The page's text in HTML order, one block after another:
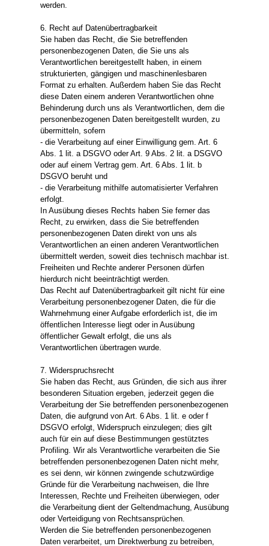
werden.
6. Recht auf Datenübertragbarkeit
Sie haben das Recht, die Sie betreffenden
personenbezogenen Daten, die Sie uns als
Verantwortlichen bereitgestellt haben, in einem
strukturierten, gängigen und maschinenlesbaren
Format zu erhalten. Außerdem haben Sie das Recht
diese Daten einem anderen Verantwortlichen ohne
Behinderung durch uns als Verantwortlichen, dem die
personenbezogenen Daten bereitgestellt wurden, zu
übermitteln, sofern
- die Verarbeitung auf einer Einwilligung gem. Art. 6
Abs. 1 lit. a DSGVO oder Art. 9 Abs. 2 lit. a DSGVO
oder auf einem Vertrag gem. Art. 6 Abs. 1 lit. b
DSGVO beruht und
- die Verarbeitung mithilfe automatisierter Verfahren
erfolgt.
In Ausübung dieses Rechts haben Sie ferner das
Recht, zu erwirken, dass die Sie betreffenden
personenbezogenen Daten direkt von uns als
Verantwortlichen an einen anderen Verantwortlichen
übermittelt werden, soweit dies technisch machbar ist.
Freiheiten und Rechte anderer Personen dürfen
hierdurch nicht beeinträchtigt werden.
Das Recht auf Datenübertragbarkeit gilt nicht für eine
Verarbeitung personenbezogener Daten, die für die
Wahrnehmung einer Aufgabe erforderlich ist, die im
öffentlichen Interesse liegt oder in Ausübung
öffentlicher Gewalt erfolgt, die uns als
Verantwortlichen übertragen wurde.
7. Widerspruchsrecht
Sie haben das Recht, aus Gründen, die sich aus ihrer
besonderen Situation ergeben, jederzeit gegen die
Verarbeitung der Sie betreffenden personenbezogenen
Daten, die aufgrund von Art. 6 Abs. 1 lit. e oder f
DSGVO erfolgt, Widerspruch einzulegen; dies gilt
auch für ein auf diese Bestimmungen gestütztes
Profiling. Wir als Verantwortliche verarbeiten die Sie
betreffenden personenbezogenen Daten nicht mehr,
es sei denn, wir können zwingende schutzwürdige
Gründe für die Verarbeitung nachweisen, die Ihre
Interessen, Rechte und Freiheiten überwiegen, oder
die Verarbeitung dient der Geltendmachung, Ausübung
oder Verteidigung von Rechtsansprüchen.
Werden die Sie betreffenden personenbezogenen
Daten verarbeitet, um Direktwerbung zu betreiben,